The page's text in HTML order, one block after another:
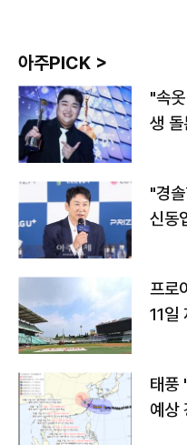
아주PICK >
"속
생
"경
신동
프로
11일
태풍
예상